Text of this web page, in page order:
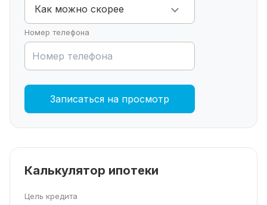
Как можно скорее
Номер телефона
Записаться на просмотр
Калькулятор ипотеки
Цель кредита